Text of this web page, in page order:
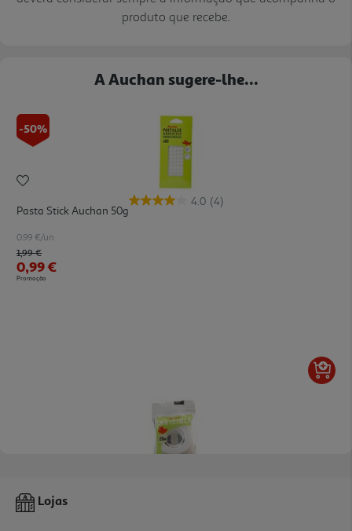
produto que recebe.
A Auchan sugere-lhe...
-50%
4.0 (4)
Pasta Stick Auchan 50g
0.99 €/un
Price reduced from
1,99 €to
0,99 €
Promoção
Fita Cola Auchan Invisivel 25m
Lojas